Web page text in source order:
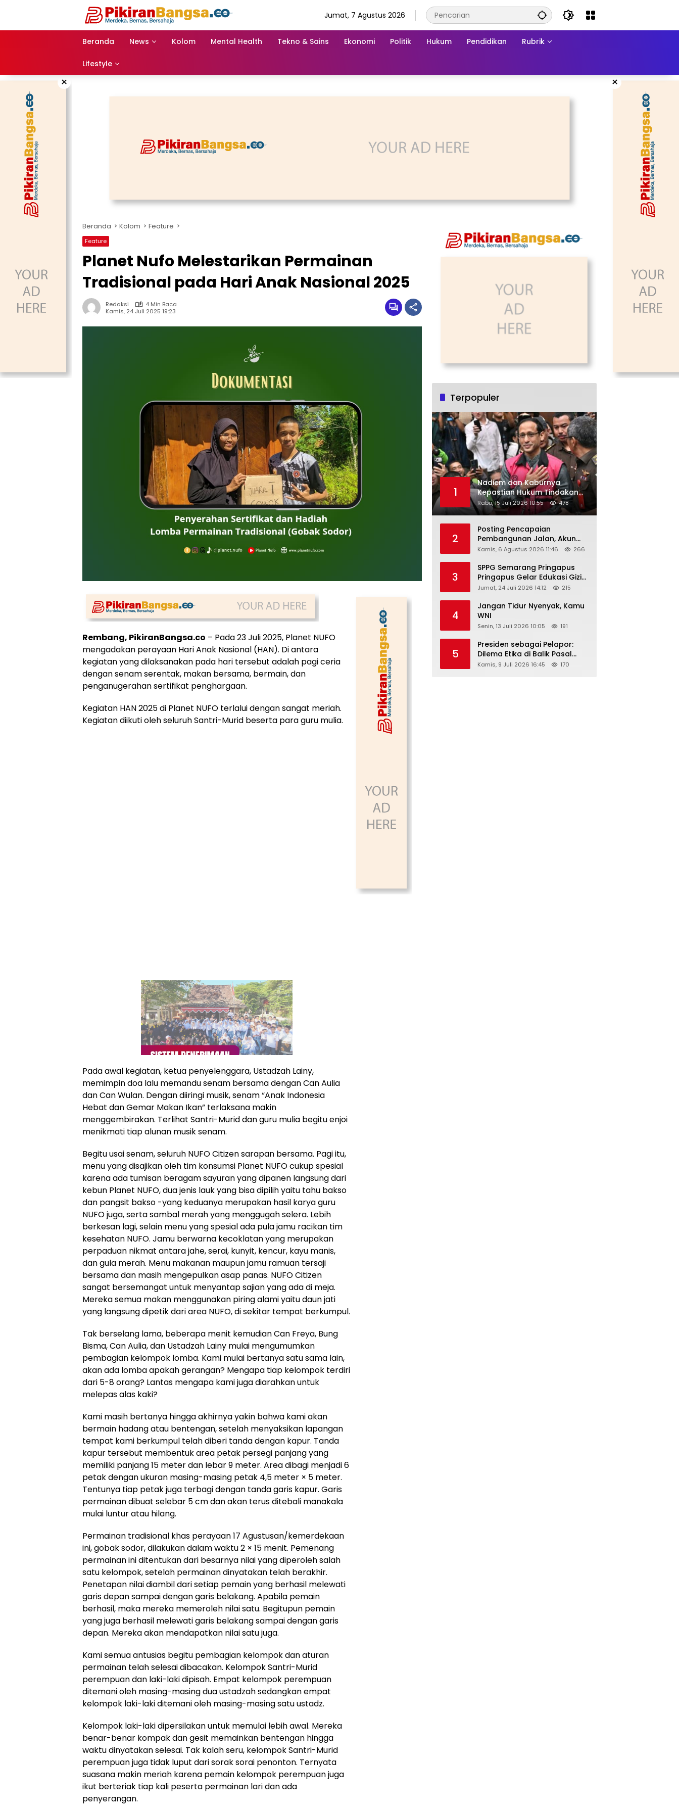
Jumat, 7 Agustus 2026
Beranda News Kolom Mental Health Tekno & Sains Ekonomi Politik Hukum Pendidikan Rubrik
Lifestyle
× ×
Beranda Kolom Feature
Feature
Planet Nufo Melestarikan Permainan
Tradisional pada Hari Anak Nasional 2025
Redaksi
4 Min Baca
Kamis, 24 Juli 2025 19:23
Rembang, PikiranBangsa.co – Pada 23 Juli 2025, Planet NUFO
mengadakan perayaan Hari Anak Nasional (HAN). Di antara
kegiatan yang dilaksanakan pada hari tersebut adalah pagi ceria
dengan senam serentak, makan bersama, bermain, dan
penganugerahan sertifikat penghargaan.
Kegiatan HAN 2025 di Planet NUFO terlalui dengan sangat meriah.
Kegiatan diikuti oleh seluruh Santri-Murid beserta para guru mulia.
Pada awal kegiatan, ketua penyelenggara, Ustadzah Lainy,
memimpin doa lalu memandu senam bersama dengan Can Aulia
dan Can Wulan. Dengan diiringi musik, senam “Anak Indonesia
Hebat dan Gemar Makan Ikan” terlaksana makin
menggembirakan. Terlihat Santri-Murid dan guru mulia begitu enjoi
menikmati tiap alunan musik senam.
Begitu usai senam, seluruh NUFO Citizen sarapan bersama. Pagi itu,
menu yang disajikan oleh tim konsumsi Planet NUFO cukup spesial
karena ada tumisan beragam sayuran yang dipanen langsung dari
kebun Planet NUFO, dua jenis lauk yang bisa dipilih yaitu tahu bakso
dan pangsit bakso -yang keduanya merupakan hasil karya guru
NUFO juga, serta sambal merah yang menggugah selera. Lebih
berkesan lagi, selain menu yang spesial ada pula jamu racikan tim
kesehatan NUFO. Jamu berwarna kecoklatan yang merupakan
perpaduan nikmat antara jahe, serai, kunyit, kencur, kayu manis,
dan gula merah. Menu makanan maupun jamu ramuan tersaji
bersama dan masih mengepulkan asap panas. NUFO Citizen
sangat bersemangat untuk menyantap sajian yang ada di meja.
Mereka semua makan menggunakan piring alami yaitu daun jati
yang langsung dipetik dari area NUFO, di sekitar tempat berkumpul.
Tak berselang lama, beberapa menit kemudian Can Freya, Bung
Bisma, Can Aulia, dan Ustadzah Lainy mulai mengumumkan
pembagian kelompok lomba. Kami mulai bertanya satu sama lain,
akan ada lomba apakah gerangan? Mengapa tiap kelompok terdiri
dari 5-8 orang? Lantas mengapa kami juga diarahkan untuk
melepas alas kaki?
Kami masih bertanya hingga akhirnya yakin bahwa kami akan
bermain hadang atau bentengan, setelah menyaksikan lapangan
tempat kami berkumpul telah diberi tanda dengan kapur. Tanda
kapur tersebut membentuk area petak persegi panjang yang
memiliki panjang 15 meter dan lebar 9 meter. Area dibagi menjadi 6
petak dengan ukuran masing-masing petak 4,5 meter × 5 meter.
Tentunya tiap petak juga terbagi dengan tanda garis kapur. Garis
permainan dibuat selebar 5 cm dan akan terus ditebali manakala
mulai luntur atau hilang.
Permainan tradisional khas perayaan 17 Agustusan/kemerdekaan
ini, gobak sodor, dilakukan dalam waktu 2 × 15 menit. Pemenang
permainan ini ditentukan dari besarnya nilai yang diperoleh salah
satu kelompok, setelah permainan dinyatakan telah berakhir.
Penetapan nilai diambil dari setiap pemain yang berhasil melewati
garis depan sampai dengan garis belakang. Apabila pemain
berhasil, maka mereka memeroleh nilai satu. Begitupun pemain
yang juga berhasil melewati garis belakang sampai dengan garis
depan. Mereka akan mendapatkan nilai satu juga.
Kami semua antusias begitu pembagian kelompok dan aturan
permainan telah selesai dibacakan. Kelompok Santri-Murid
perempuan dan laki-laki dipisah. Empat kelompok perempuan
ditemani oleh masing-masing dua ustadzah sedangkan empat
kelompok laki-laki ditemani oleh masing-masing satu ustadz.
Kelompok laki-laki dipersilakan untuk memulai lebih awal. Mereka
benar-benar kompak dan gesit memainkan bentengan hingga
waktu dinyatakan selesai. Tak kalah seru, kelompok Santri-Murid
perempuan juga tidak luput dari sorak sorai penonton. Ternyata
suasana makin meriah karena pemain kelompok perempuan juga
ikut berteriak tiap kali peserta permainan lari dan ada
penyerangan.
Terpopuler
1
Nadiem dan Kaburnya
Kepastian Hukum Tindakan
Pejabat Publik
Rabu, 15 Juli 2026 10:55 478
2
Posting Pencapaian
Pembangunan Jalan, Akun
Facebook Pemerintah
“Dirujak” Warganet
Kamis, 6 Agustus 2026 11:46 266
3
SPPG Semarang Pringapus
Pringapus Gelar Edukasi Gizi
di PAUD Bina Balita Peringati
Jumat, 24 Juli 2026 14:12 215
4
Jangan Tidur Nyenyak, Kamu
WNI
Senin, 13 Juli 2026 10:05 191
5
Presiden sebagai Pelapor:
Dilema Etika di Balik Pasal
218–220 KUHP
Kamis, 9 Juli 2026 16:45 170